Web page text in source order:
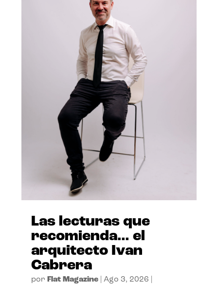
Las lecturas que
recomienda… el
arquitecto Ivan
Cabrera
por Flat Magazine| Ago 3, 2026